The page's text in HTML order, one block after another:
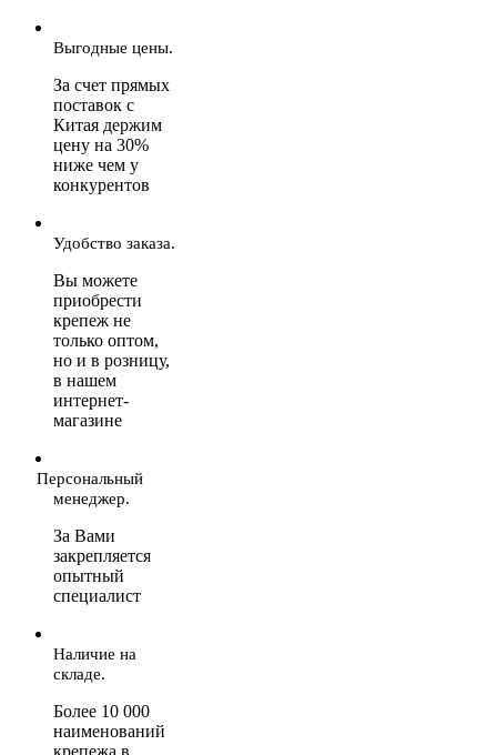
Выгодные цены.
За счет прямых
поставок с
Китая держим
цену на 30%
ниже чем у
конкурентов
Удобство заказа.
Вы можете
приобрести
крепеж не
только оптом,
но и в розницу,
в нашем
интернет-
магазине
Персональный
менеджер.
За Вами
закрепляется
опытный
специалист
Наличие на
складе.
Более 10 000
наименований
крепежа в